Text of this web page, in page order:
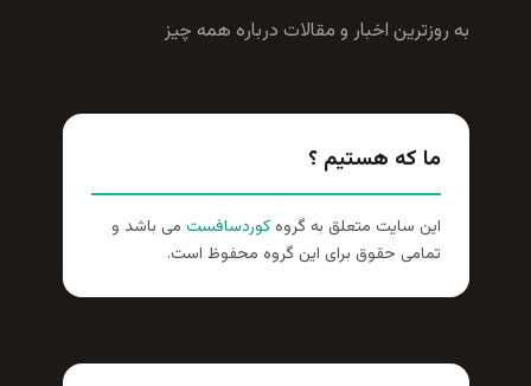
به روزترين اخبار و مقالات درباره همه چيز
ما که هستیم ؟
این سایت متعلق به گروه کوردسافست می باشد و
تمامی حقوق برای این گروه محفوظ است.